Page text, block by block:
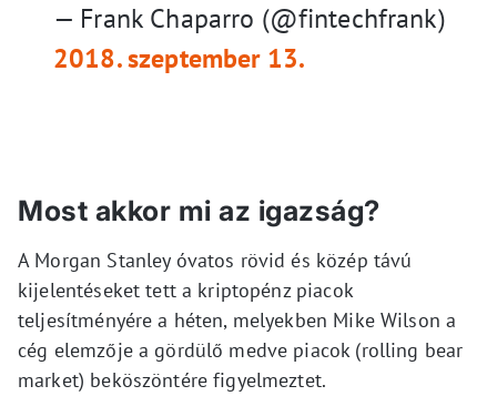
— Frank Chaparro (@fintechfrank)
2018. szeptember 13.
Most akkor mi az igazság?
A Morgan Stanley óvatos rövid és közép távú
kijelentéseket tett a kriptopénz piacok
teljesítményére a héten, melyekben Mike Wilson a
cég elemzője a gördülő medve piacok (rolling bear
market) beköszöntére figyelmeztet.